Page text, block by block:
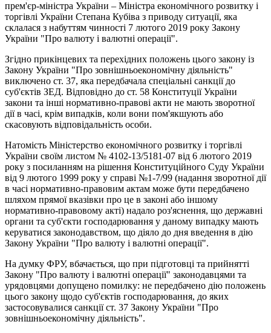
прем'єр-міністра України – Міністра економічного розвитку і
торгівлі України Степана Кубіва з приводу ситуації, яка
склалася з набуттям чинності 7 лютого 2019 року Закону
України "Про валюту і валютні операції".
Згідно прикінцевих та перехідних положень цього закону із
Закону України "Про зовнішньоекономічну діяльність"
виключено ст. 37, яка передбачала спеціальні санкції до
суб'єктів ЗЕД. Відповідно до ст. 58 Конституції України
закони та інші нормативно-правові акти не мають зворотної
дії в часі, крім випадків, коли вони пом'якшують або
скасовують відповідальність особи.
Натомість Міністерство економічного розвитку і торгівлі
України своїм листом № 4102-13/5181-07 від 6 лютого 2019
року з посиланням на рішення Конституційного Суду України
від 9 лютого 1999 року у справі №1-7/99 (надання зворотної дії
в часі нормативно-правовим актам може бути передбачено
шляхом прямої вказівки про це в законі або іншому
нормативно-правовому акті) надало роз'яснення, що державні
органи та суб'єкти господарювання у даному випадку мають
керуватися законодавством, що діяло до дня введення в дію
Закону України "Про валюту і валютні операції".
На думку ФРУ, вбачається, що при підготовці та прийнятті
Закону "Про валюту і валютні операції" законодавцями та
урядовцями допущено помилку: не передбачено дію положень
цього закону щодо суб'єктів господарювання, до яких
застосовувалися санкції ст. 37 Закону України "Про
зовнішньоекономічну діяльність".